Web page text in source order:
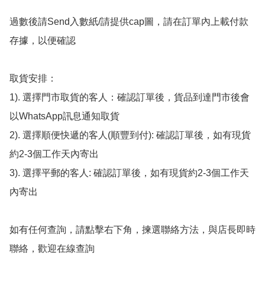
過數後請Send入數紙/請提供cap圖，請在訂單內上載付款
存據，以便確認
取貨安排：
1). 選擇門市取貨的客人：確認訂單後，貨品到達門市後會
以WhatsApp訊息通知取貨
2). 選擇順便快遞的客人(順豐到付): 確認訂單後，如有現貨
約2-3個工作天內寄出
3). 選擇平郵的客人: 確認訂單後，如有現貨約2-3個工作天
內寄出
如有任何查詢，請點擊右下角，揀選聯絡方法，與店長即時
聯絡，歡迎在線查詢